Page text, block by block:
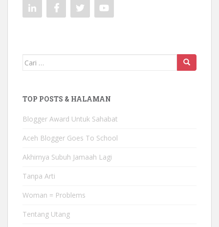
Mencari:
TOP POSTS & HALAMAN
Blogger Award Untuk Sahabat
Aceh Blogger Goes To School
Akhirnya Subuh Jamaah Lagi
Tanpa Arti
Woman = Problems
Tentang Utang